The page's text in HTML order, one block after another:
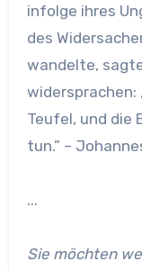
infolge ihres
des
wandelte,
widersprachen:
Teufel, und die
tun.” –
...
Sie möchten